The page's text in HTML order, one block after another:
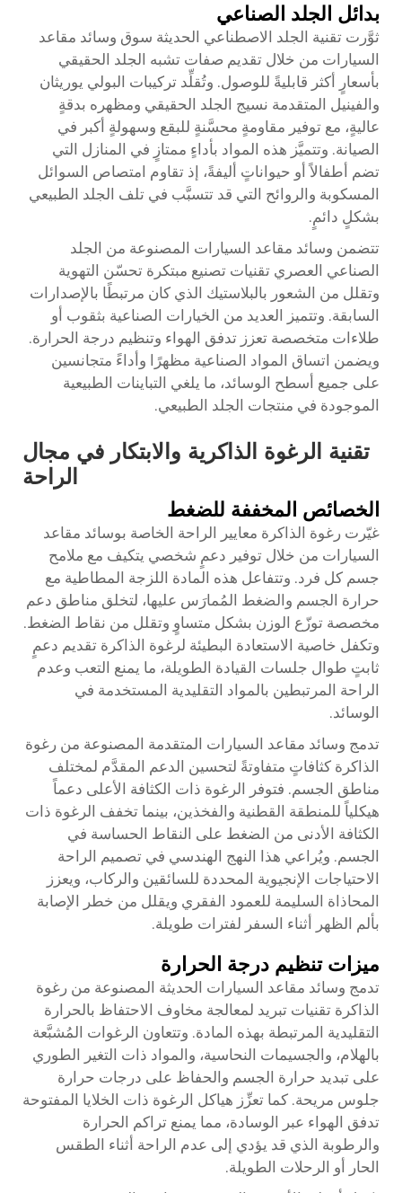
بدائل الجلد الصناعي
ثوَّرت تقنية الجلد الاصطناعي الحديثة سوق وسائد مقاعد
السيارات من خلال تقديم صفات تشبه الجلد الحقيقي
بأسعارٍ أكثر قابليةً للوصول. وتُقلِّد تركيبات البولي يوريثان
والفينيل المتقدمة نسيج الجلد الحقيقي ومظهره بدقةٍ
عاليةٍ، مع توفير مقاومةٍ محسَّنةٍ للبقع وسهولةٍ أكبر في
الصيانة. وتتميَّز هذه المواد بأداءٍ ممتازٍ في المنازل التي
تضم أطفالاً أو حيواناتٍ أليفةً، إذ تقاوم امتصاص السوائل
المسكوبة والروائح التي قد تتسبَّب في تلف الجلد الطبيعي
بشكلٍ دائمٍ.
تتضمن وسائد مقاعد السيارات المصنوعة من الجلد
الصناعي العصري تقنيات تصنيع مبتكرة تحسّن التهوية
وتقلل من الشعور بالبلاستيك الذي كان مرتبطًا بالإصدارات
السابقة. وتتميز العديد من الخيارات الصناعية بثقوب أو
طلاءات متخصصة تعزز تدفق الهواء وتنظيم درجة الحرارة.
ويضمن اتساق المواد الصناعية مظهرًا وأداءً متجانسين
على جميع أسطح الوسائد، ما يلغي التباينات الطبيعية
الموجودة في منتجات الجلد الطبيعي.
تقنية الرغوة الذاكرية والابتكار في مجال
الراحة
الخصائص المخففة للضغط
غيّرت رغوة الذاكرة معايير الراحة الخاصة بوسائد مقاعد
السيارات من خلال توفير دعمٍ شخصي يتكيف مع ملامح
جسم كل فرد. وتتفاعل هذه المادة اللزجة المطاطية مع
حرارة الجسم والضغط المُمارَس عليها، لتخلق مناطق دعم
مخصصة توزّع الوزن بشكل متساوٍ وتقلل من نقاط الضغط.
وتكفل خاصية الاستعادة البطيئة لرغوة الذاكرة تقديم دعمٍ
ثابتٍ طوال جلسات القيادة الطويلة، ما يمنع التعب وعدم
الراحة المرتبطين بالمواد التقليدية المستخدمة في
الوسائد.
تدمج وسائد مقاعد السيارات المتقدمة المصنوعة من رغوة
الذاكرة كثافاتٍ متفاوتةً لتحسين الدعم المقدَّم لمختلف
مناطق الجسم. فتوفر الرغوة ذات الكثافة الأعلى دعماً
هيكلياً للمنطقة القطنية والفخذين، بينما تخفف الرغوة ذات
الكثافة الأدنى من الضغط على النقاط الحساسة في
الجسم. ويُراعي هذا النهج الهندسي في تصميم الراحة
الاحتياجات الإنجيوية المحددة للسائقين والركاب، ويعزز
المحاذاة السليمة للعمود الفقري ويقلل من خطر الإصابة
بألم الظهر أثناء السفر لفترات طويلة.
ميزات تنظيم درجة الحرارة
تدمج وسائد مقاعد السيارات الحديثة المصنوعة من رغوة
الذاكرة تقنيات تبريد لمعالجة مخاوف الاحتفاظ بالحرارة
التقليدية المرتبطة بهذه المادة. وتتعاون الرغوات المُشبَّعة
بالهلام، والجسيمات النحاسية، والمواد ذات التغير الطوري
على تبديد حرارة الجسم والحفاظ على درجات حرارة
جلوس مريحة. كما تعزِّز هياكل الرغوة ذات الخلايا المفتوحة
تدفق الهواء عبر الوسادة، مما يمنع تراكم الحرارة
والرطوبة الذي قد يؤدي إلى عدم الراحة أثناء الطقس
الحار أو الرحلات الطويلة.